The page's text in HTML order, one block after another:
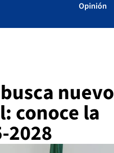
Opinión
nuevo
conoce la
2028